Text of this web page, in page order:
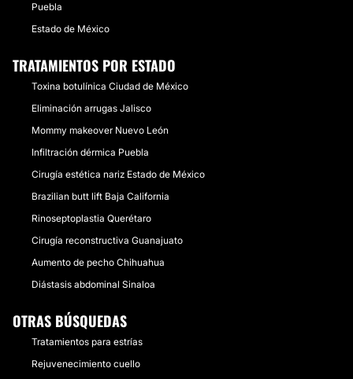
Puebla
Estado de México
TRATAMIENTOS POR ESTADO
Toxina botulínica Ciudad de México
Eliminación arrugas Jalisco
Mommy makeover Nuevo León
Infiltración dérmica Puebla
Cirugía estética nariz Estado de México
Brazilian butt lift Baja California
Rinoseptoplastia Querétaro
Cirugía reconstructiva Guanajuato
Aumento de pecho Chihuahua
Diástasis abdominal Sinaloa
OTRAS BÚSQUEDAS
Tratamientos para estrías
Rejuvenecimiento cuello